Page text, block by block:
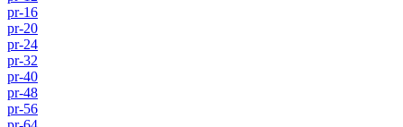
pr-16
pr-20
pr-24
pr-32
pr-40
pr-48
pr-56